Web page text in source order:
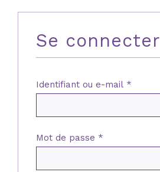
Se connecter
Identifiant ou e-mail *
Mot de passe *